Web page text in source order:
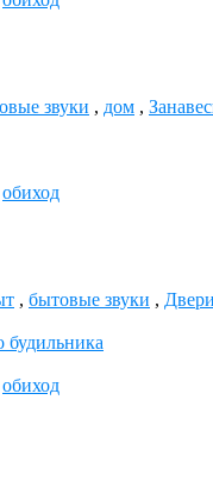
звуки , дом ,
обиход
, бытовые звуки , Двери
будильника
обиход